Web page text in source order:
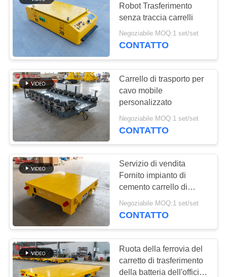
CONTATTICI
NOTIZIE
RICHIEDA
UNA
CITAZIONE
MAPPA
DEL
SITO
PRIVACY
POLICY
carretto di
trasferimento della
ferrovia
Veicolo guida
automatico del AGV
Ruote industriali
Mecanum
Robot Trasferimento
senza traccia carrelli
Negoziabile MOQ:1 set/set
CONTATTO
Carrello di trasporto per
cavo mobile
personalizzato
Negoziabile MOQ:1 set/set
CONTATTO
Servizio di vendita
Fornito impianto di
cemento carrello di
trasferimento di bobine
di cavi
Negoziabile MOQ:1 set/set
CONTATTO
Ruota della ferrovia del
carretto di trasferimento
della batteria dell'officina